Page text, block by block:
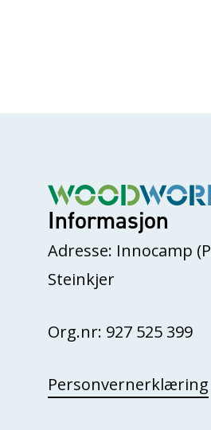
Informasjon
Adresse: Innocamp
Steinkjer
Org.nr: 927 525 399
Personvernerklæring